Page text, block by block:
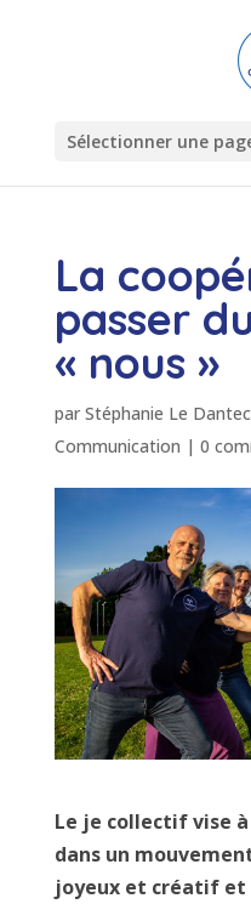
Sélectionner une
La
passer
« nous »
par Stéphanie Le Dantec
Communication | 0
Le je collectif vise
dans un
joyeux et créatif et